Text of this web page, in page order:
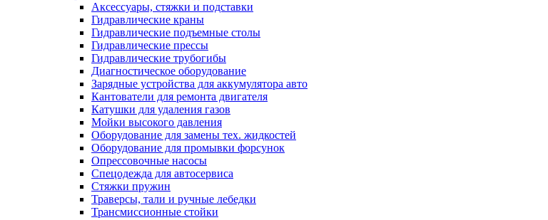
Аксессуары, стяжки и подставки
Гидравлические краны
Гидравлические подъемные столы
Гидравлические прессы
Гидравлические трубогибы
Диагностическое оборудование
Зарядные устройства для аккумулятора авто
Кантователи для ремонта двигателя
Катушки для удаления газов
Мойки высокого давления
Оборудование для замены тех. жидкостей
Оборудование для промывки форсунок
Опрессовочные насосы
Спецодежда для автосервиса
Стяжки пружин
Траверсы, тали и ручные лебедки
Трансмиссионные стойки